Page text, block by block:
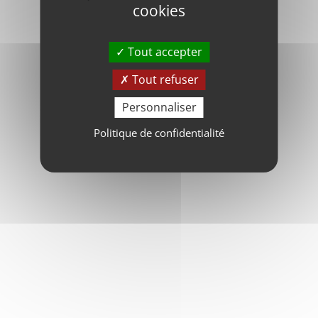
cookies
Tout accepter
Tout refuser
Personnaliser
Politique de confidentialité